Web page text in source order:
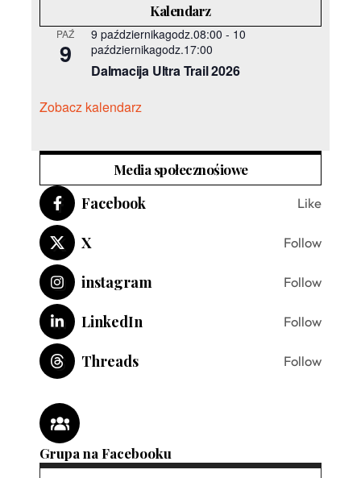
Kalendarz
PAŹ
9
9 październikagodz.08:00 - 10
październikagodz.17:00
Dalmacija Ultra Trail 2026
Zobacz kalendarz
Media społecznośiowe
Facebook Like
X Follow
instagram Follow
LinkedIn Follow
Threads Follow
Grupa na Facebooku